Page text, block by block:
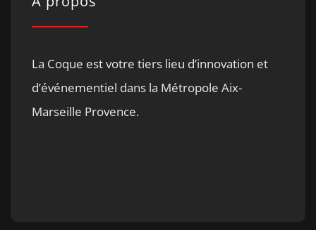
La Coque est votre tiers lieu d’innovation et
d’événementiel dans la Métropole Aix-
Marseille Provence.